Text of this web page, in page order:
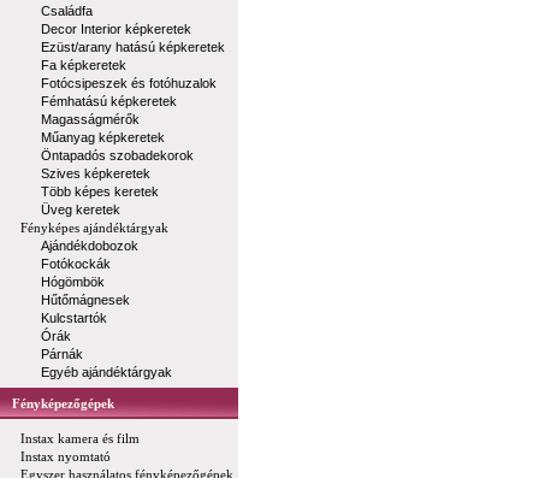
Családfa
Decor Interior képkeretek
Ezüst/arany hatású képkeretek
Fa képkeretek
Fotócsipeszek és fotóhuzalok
Fémhatású képkeretek
Magasságmérők
Műanyag képkeretek
Öntapadós szobadekorok
Szives képkeretek
Több képes keretek
Üveg keretek
Fényképes ajándéktárgyak
Ajándékdobozok
Fotókockák
Hógömbök
Hűtőmágnesek
Kulcstartók
Órák
Párnák
Egyéb ajándéktárgyak
Fényképezőgépek
Instax kamera és film
Instax nyomtató
Egyszer használatos fényképezőgépek